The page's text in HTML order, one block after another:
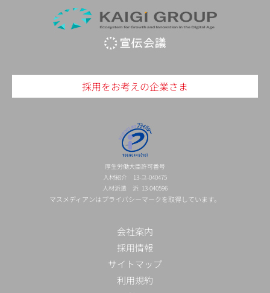
採用をお考えの企業さま
厚生労働大臣許可番号
人材紹介 13-ユ-040475
人材派遣 派 13-040596
マスメディアンはプライバシーマークを取得しています。
会社案内
採用情報
サイトマップ
利用規約